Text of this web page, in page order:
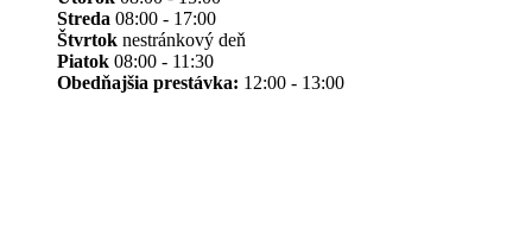
Streda 08:00 - 17:00
Štvrtok nestránkový deň
Piatok 08:00 - 11:30
Obedňajšia prestávka: 12:00 - 13:00